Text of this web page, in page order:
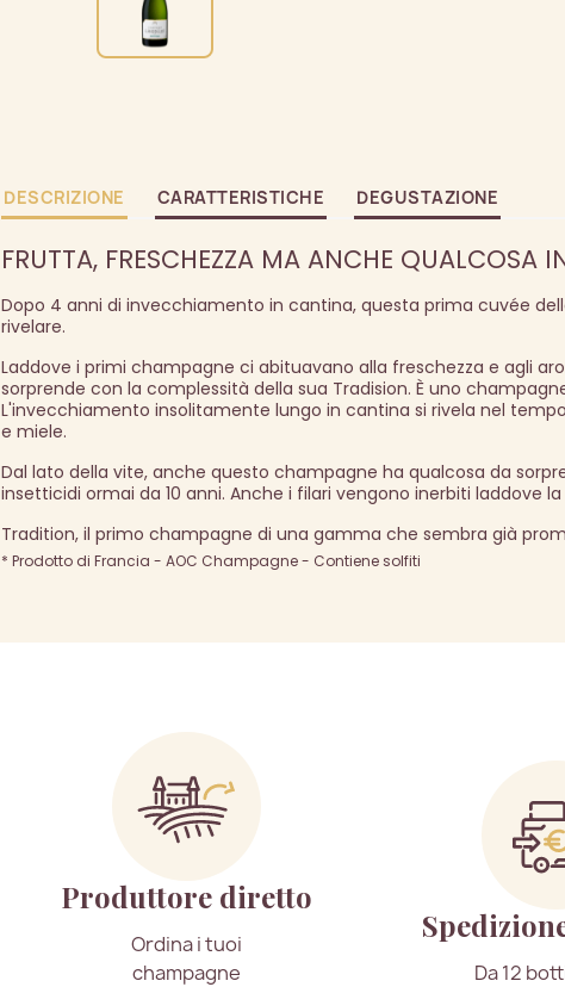
DESCRIZIONE CARATTERISTICHE DEGUSTAZIONE
FRUTTA, FRESCHEZZA MA ANCHE QUALCOSA
Dopo 4 anni di invecchiamento in cantina, questa prima cuvée
rivelare.
Laddove i primi champagne ci abituavano alla freschezza e agli
sorprende con la complessità della sua Tradision. È uno
L'invecchiamento insolitamente lungo in cantina si rivela nel
e miele.
Dal lato della vite, anche questo champagne ha qualcosa da
insetticidi ormai da 10 anni. Anche i filari vengono inerbiti laddove
Tradition, il primo champagne di una gamma che sembra già
* Prodotto di Francia - AOC Champagne - Contiene solfiti
Produttore diretto
Ordina i tuoi
champagne
Da 12